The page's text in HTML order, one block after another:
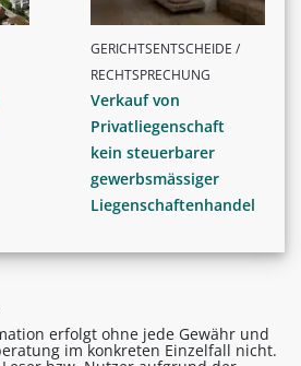
GERICHTSENTSCHEIDE /
RECHTSPRECHUNG
Verkauf von
Privatliegenschaft
kein steuerbarer
gewerbsmässiger
Liegenschaftenhandel
erfolgt ohne jede Gewähr und
im konkreten Einzelfall nicht.